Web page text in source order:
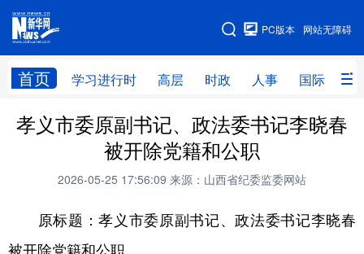
网站无障碍
PC版本
首页 学习进行时 高层 时政 人事 国际 财
网站地图
学习进行时 高层 时政 人事
财经 网评
全球连线 教育
科技 科创 量子 体育
孝义市委原副书记、政法委书记李晓春
被开除党籍和公职
2026-05-25 17:56:09 来源：山西省纪委监委网站
原标题：孝义市委原副书记、政法委书记李晓春